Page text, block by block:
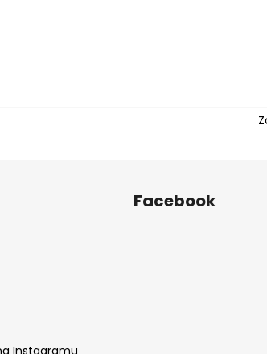
Instagramu
Facebook